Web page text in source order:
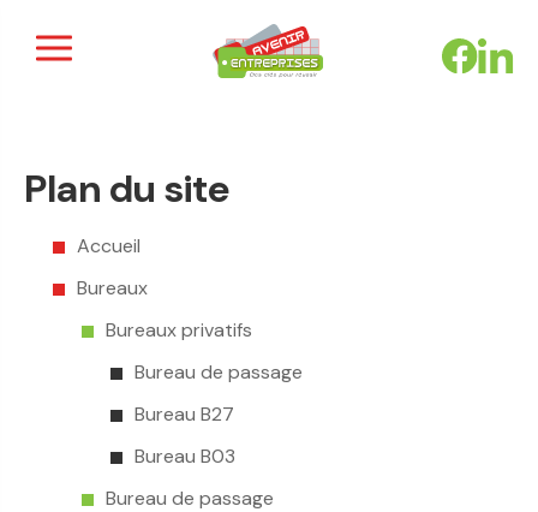
Plan du site
Accueil
Bureaux
Bureaux privatifs
Bureau de passage
Bureau B27
Bureau B03
Bureau de passage